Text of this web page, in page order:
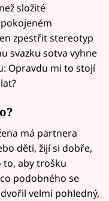
složité
zpestřit stereotyp
svazku sotva vyhne
Opravdu mi to stojí
má partnera
děti, žijí si dobře,
to, aby trošku
podobného se
velmi pohledný,